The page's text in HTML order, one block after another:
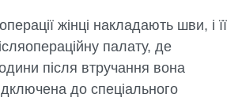
жінці накладають шви, і її
палату, де
після втручання вона
до спеціального